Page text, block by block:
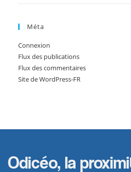
Méta
Connexion
Flux des publications
Flux des commentaires
Site de WordPress-FR
Odicéo, la